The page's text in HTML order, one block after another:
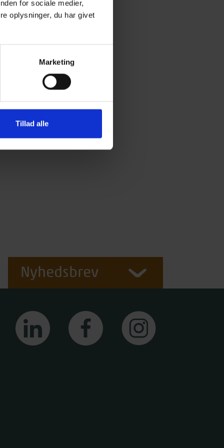
for sociale medier,
oplysninger, du har givet
Marketing
Tillad alle
Nyhedsbrev
linkedin facebook